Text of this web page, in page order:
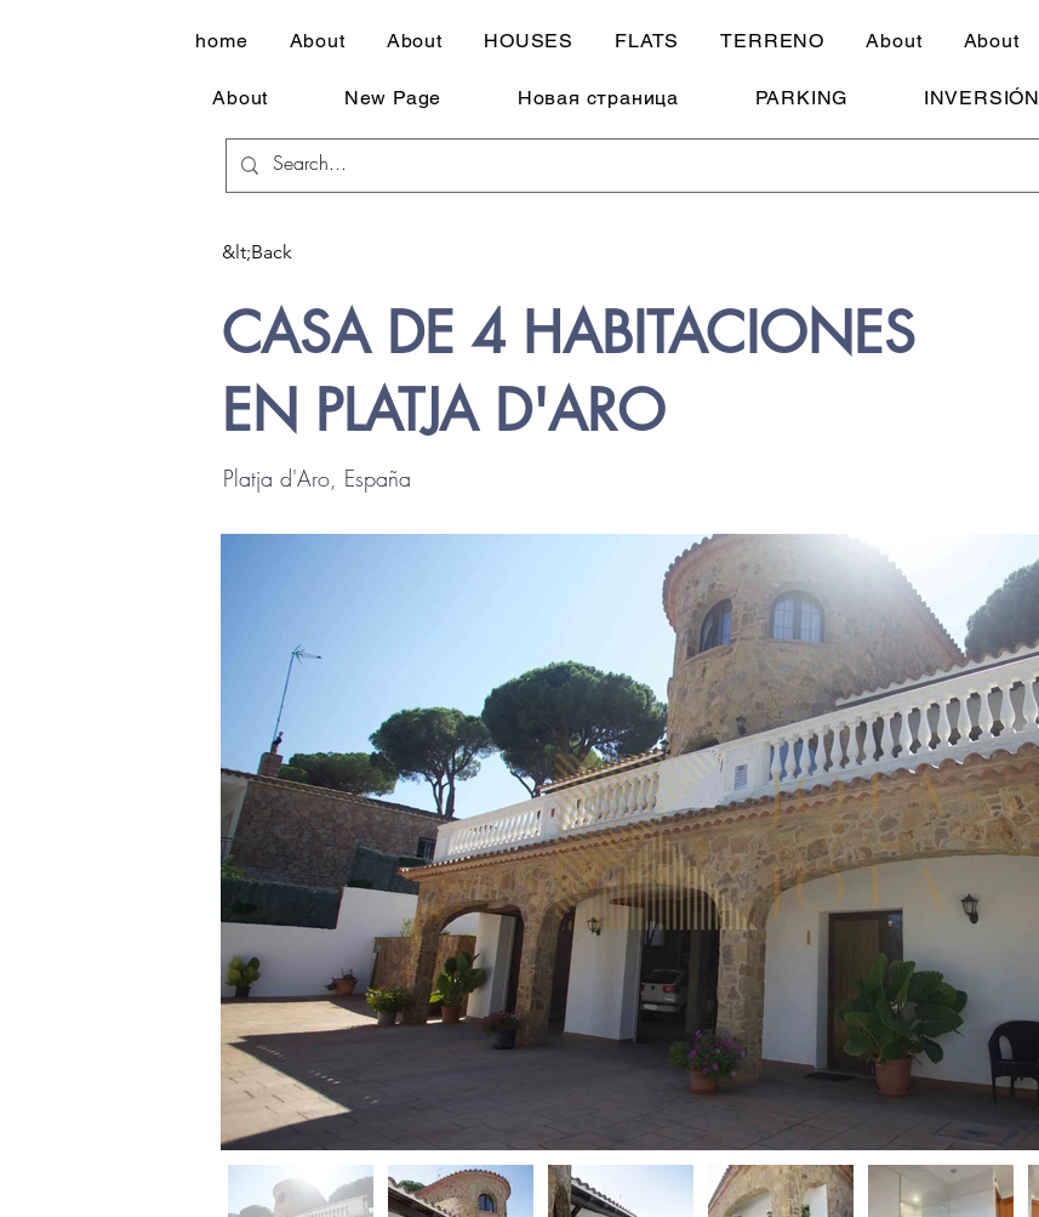
home About About HOUSES FLATS TERRENO About About
About New Page Новая страница PARKING INVERSIÓN
&lt;Back
CASA DE 4 HABITACIONES
EN PLATJA D'ARO
Platja d'Aro, España